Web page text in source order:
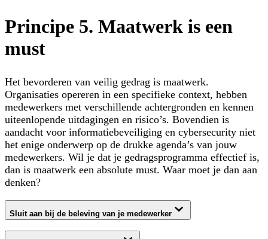
Principe 5. Maatwerk is een
must
Het bevorderen van veilig gedrag is maatwerk.
Organisaties opereren in een specifieke context, hebben
medewerkers met verschillende achtergronden en kennen
uiteenlopende uitdagingen en risico’s. Bovendien is
aandacht voor informatiebeveiliging en cybersecurity niet
het enige onderwerp op de drukke agenda’s van jouw
medewerkers. Wil je dat je gedragsprogramma effectief is,
dan is maatwerk een absolute must. Waar moet je dan aan
denken?
Sluit aan bij de beleving van je medewerker